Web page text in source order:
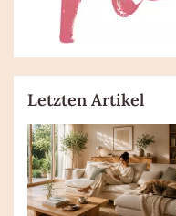
Letzten Artikel